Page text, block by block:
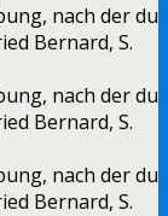
nach der du
Bernard, S.
nach der du
Bernard, S.
nach der du
Bernard, S.